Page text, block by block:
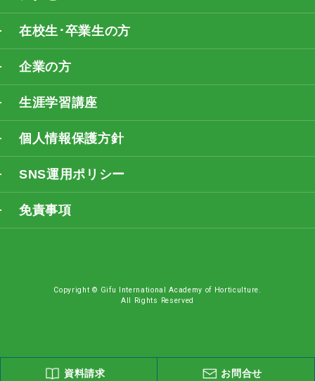
在校生･卒業生の方
企業の方
生涯学習講座
個人情報保護方針
SNS運用ポリシー
免責事項
Copyright © Gifu International Academy of Horticulture.
All Rights Reserved
資料請求 お問合せ